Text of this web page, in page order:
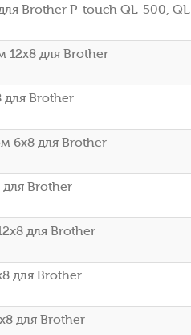
Brother P-touch QL-500,
12x8 для Brother
для Brother
6x8 для Brother
Brother
для Brother
для Brother
для Brother